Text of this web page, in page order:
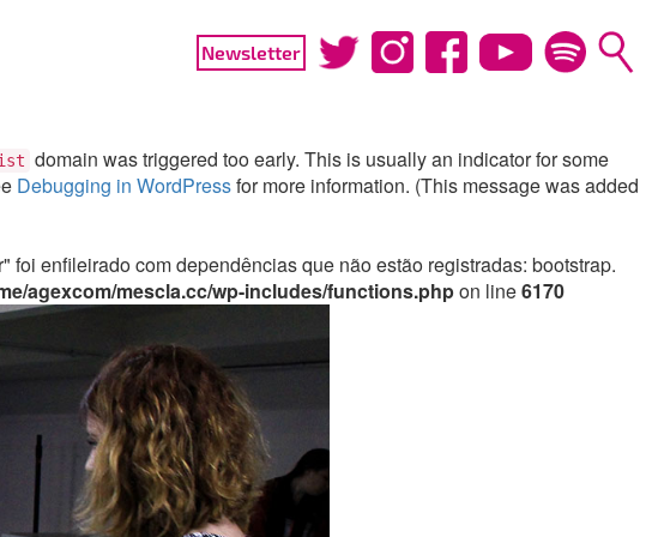
domain was triggered too early. This is usually an indicator for some
Debugging in WordPressfor more information. (This message was added
foi enfileirado com dependências que não estão registradas: bootstrap.
agexcom/mescla.cc/wp-includes/functions.phpon line6170
Newsletter